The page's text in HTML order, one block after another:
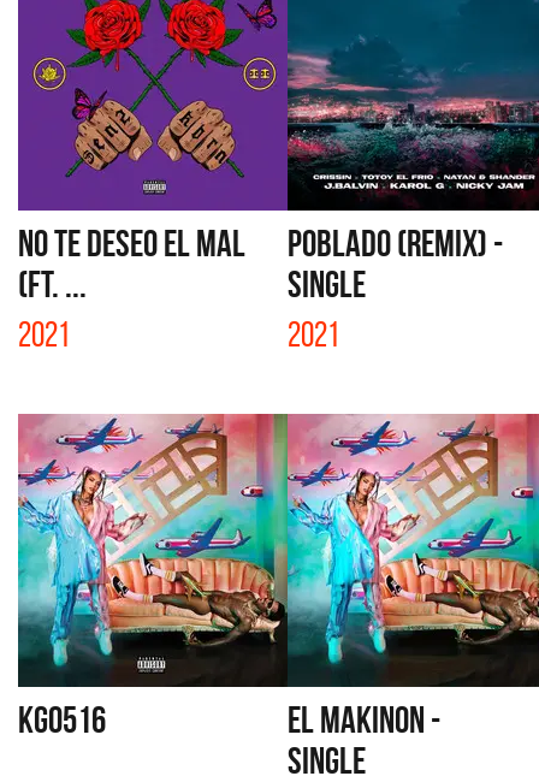
NO TE DESEO EL MAL
(FT. ...
2021
POBLADO (REMIX) -
SINGLE
2021
KG0516
EL MAKINON -
SINGLE